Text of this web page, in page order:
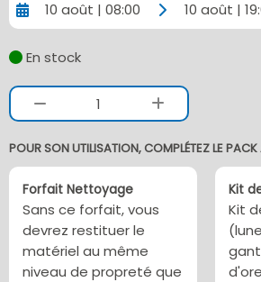
10 août | 08:00 10 août |
En stock
1
POUR SON UTILISATION, COMPLÉTEZ LE
Forfait Nettoyage
Sans ce forfait, vous
devrez restituer le
matériel au même
niveau de propreté que
Kit
Kit